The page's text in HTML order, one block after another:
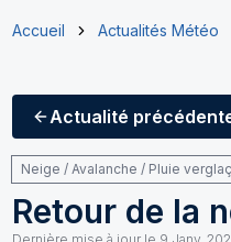
Accueil Actualités Météo
Actualité
Neige / Avalanche / Pluie
Retour de la